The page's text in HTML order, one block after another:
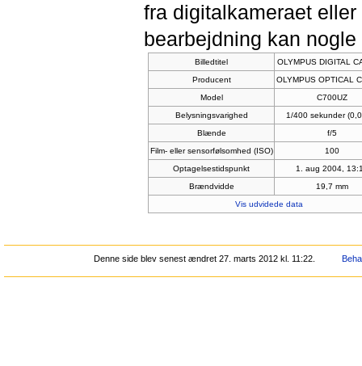
fra digitalkameraet
bearbejdning kan
Billedtitel
OLYMPUS DIGITAL
Producent
OLYMPUS OPTICAL
Model
C700UZ
Belysningsvarighed
1/400 sekunder
Blænde
f/5
Film- eller sensorfølsomhed (ISO)
100
Optagelsestidspunkt
1. aug 2004,
Brændvidde
19,7 mm
Vis udvidede data
Denne side blev senest ændret 27. marts 2012 kl. 11:22.